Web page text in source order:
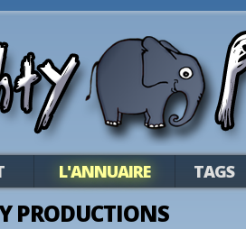
L'ANNUAIRE TAGS
PRODUCTIONS